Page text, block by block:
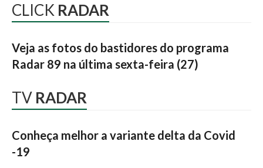
CLICK RADAR
Veja as fotos do bastidores do programa
Radar 89 na última sexta-feira (27)
TV RADAR
Conheça melhor a variante delta da Covid
-19